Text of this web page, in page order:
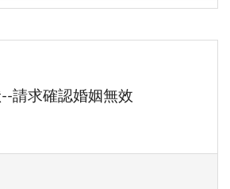
請求確認婚姻無效